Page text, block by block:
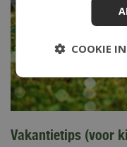
Vakantietips (voor
COOKIE